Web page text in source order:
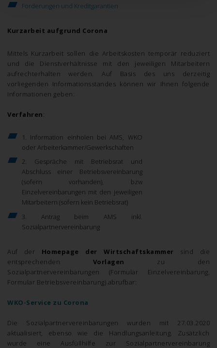
Förderungen und Kreditgarantien
Kurzarbeit aufgrund Corona
Mittels Kurzarbeit sollen die Arbeitskosten temporär reduziert
und die Dienstverhältnisse mit den jeweiligen Mitarbeitern
aufrechterhalten werden. Auf Basis des uns derzeitig
vorliegenden Informationsstandes können wir Ihnen folgende
Informationen geben:
Verfahren:
1. Information einholen bei AMS, WKO
oder Arbeiterkammer/Gewerkschaften
2. Gespräche mit Betriebsrat und
Abschluss einer Betriebsvereinbarung
(sofern vorhanden), bzw
Einzelvereinbarungen mit den jeweiligen
Mitarbeitern (sofern kein Betriebsrat)
3.Antrag beim AMS inkl.
Sozialpartnervereinbarung
Auf der Homepage der Wirtschaftskammer sind die
entsprechenden Vorlagen zu den
Sozialpartnervereinbarungen (Formular Einzelvereinbarung,
Formular Betriebsvereinbarung) abrufbar:
WKO-Service zu Corona
Die Sozialpartnervereinbarungen wurden mit 27.03.2020
aktualisiert, ebenso wie die Handlungsanleitung. Zusätzlich
wurde eine Ausfüllhilfe zur Sozialpartnervereinbarung